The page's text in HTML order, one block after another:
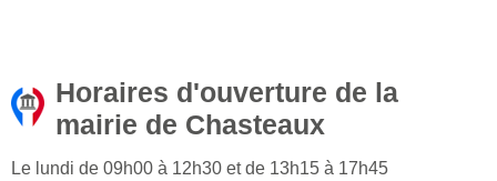
Horaires d'ouverture de la
mairie de Chasteaux
Le lundi de 09h00 à 12h30 et de 13h15 à 17h45